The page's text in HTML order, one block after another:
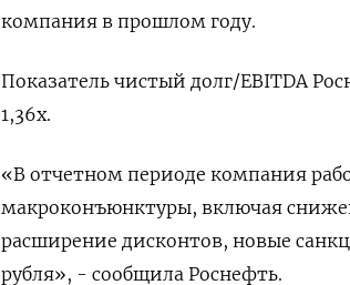
компания в прошлом году.
Показатель чистый долг/EBITDA
1,36x.
«В отчетном периоде компания
макроконъюнктуры, включая
расширение дисконтов, новые
рубля», - сообщила Роснефть.